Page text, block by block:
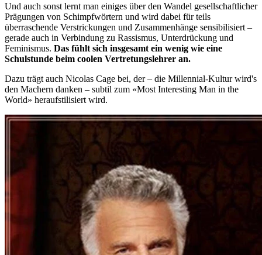
Und auch sonst lernt man einiges über den Wandel gesellschaftlicher
Prägungen von Schimpfwörtern und wird dabei für teils
überraschende Verstrickungen und Zusammenhänge sensibilisiert –
gerade auch in Verbindung zu Rassismus, Unterdrückung und
Feminismus. Das fühlt sich insgesamt ein wenig wie eine
Schulstunde beim coolen Vertretungslehrer an.
Dazu trägt auch Nicolas Cage bei, der – die Millennial-Kultur wird's
den Machern danken – subtil zum «Most Interesting Man in the
World» heraufstilisiert wird.